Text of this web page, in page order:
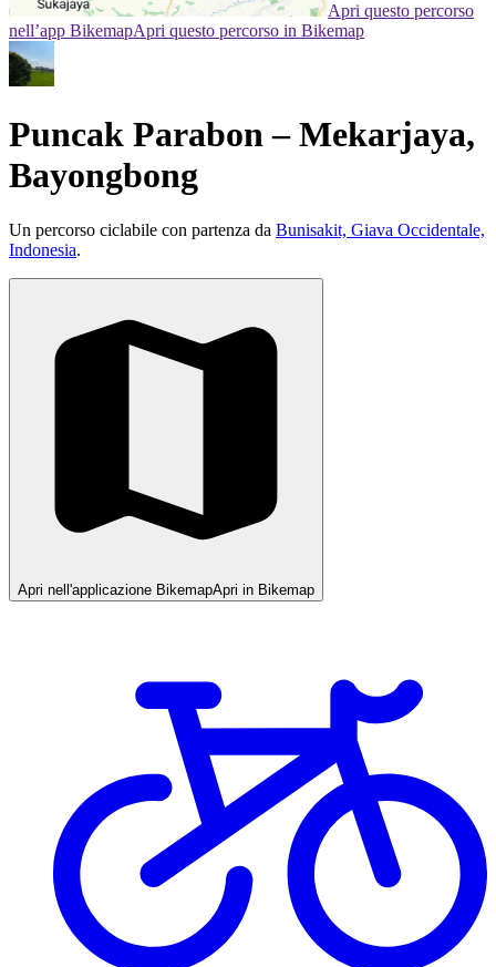
Apri questo percorso
nell’app BikemapApri questo percorso in Bikemap
Puncak Parabon – Mekarjaya,
Bayongbong
Un percorso ciclabile con partenza da Bunisakit, Giava Occidentale,
Indonesia.
Apri nell'applicazione BikemapApri in Bikemap